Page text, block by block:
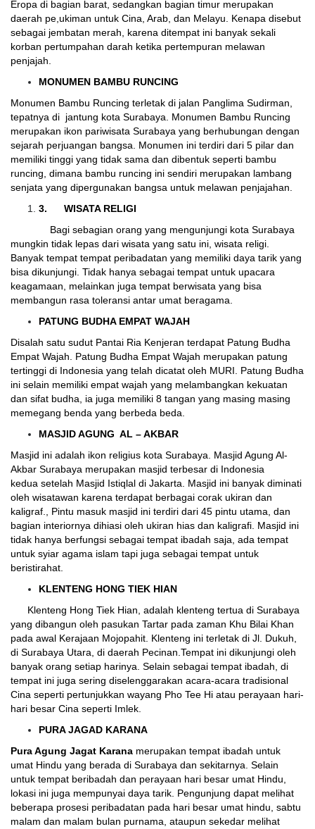
Eropa di bagian barat, sedangkan bagian timur merupakan
daerah pe,ukiman untuk Cina, Arab, dan Melayu. Kenapa disebut
sebagai jembatan merah, karena ditempat ini banyak sekali
korban pertumpahan darah ketika pertempuran melawan
penjajah.
MONUMEN BAMBU RUNCING
Monumen Bambu Runcing terletak di jalan Panglima Sudirman,
tepatnya di jantung kota Surabaya. Monumen Bambu Runcing
merupakan ikon pariwisata Surabaya yang berhubungan dengan
sejarah perjuangan bangsa. Monumen ini terdiri dari 5 pilar dan
memiliki tinggi yang tidak sama dan dibentuk seperti bambu
runcing, dimana bambu runcing ini sendiri merupakan lambang
senjata yang dipergunakan bangsa untuk melawan penjajahan.
3. WISATA RELIGI
Bagi sebagian orang yang mengunjungi kota Surabaya
mungkin tidak lepas dari wisata yang satu ini, wisata religi.
Banyak tempat tempat peribadatan yang memiliki daya tarik yang
bisa dikunjungi. Tidak hanya sebagai tempat untuk upacara
keagamaan, melainkan juga tempat berwisata yang bisa
membangun rasa toleransi antar umat beragama.
PATUNG BUDHA EMPAT WAJAH
Disalah satu sudut Pantai Ria Kenjeran terdapat Patung Budha
Empat Wajah. Patung Budha Empat Wajah merupakan patung
tertinggi di Indonesia yang telah dicatat oleh MURI. Patung Budha
ini selain memiliki empat wajah yang melambangkan kekuatan
dan sifat budha, ia juga memiliki 8 tangan yang masing masing
memegang benda yang berbeda beda.
MASJID AGUNG AL – AKBAR
Masjid ini adalah ikon religius kota Surabaya. Masjid Agung Al-
Akbar Surabaya merupakan masjid terbesar di Indonesia
kedua setelah Masjid Istiqlal di Jakarta. Masjid ini banyak diminati
oleh wisatawan karena terdapat berbagai corak ukiran dan
kaligraf., Pintu masuk masjid ini terdiri dari 45 pintu utama, dan
bagian interiornya dihiasi oleh ukiran hias dan kaligrafi. Masjid ini
tidak hanya berfungsi sebagai tempat ibadah saja, ada tempat
untuk syiar agama islam tapi juga sebagai tempat untuk
beristirahat.
KLENTENG HONG TIEK HIAN
Klenteng Hong Tiek Hian, adalah klenteng tertua di Surabaya
yang dibangun oleh pasukan Tartar pada zaman Khu Bilai Khan
pada awal Kerajaan Mojopahit. Klenteng ini terletak di Jl. Dukuh,
di Surabaya Utara, di daerah Pecinan.Tempat ini dikunjungi oleh
banyak orang setiap harinya. Selain sebagai tempat ibadah, di
tempat ini juga sering diselenggarakan acara-acara tradisional
Cina seperti pertunjukkan wayang Pho Tee Hi atau perayaan hari-
hari besar Cina seperti Imlek.
PURA JAGAD KARANA
Pura Agung Jagat Karana merupakan tempat ibadah untuk
umat Hindu yang berada di Surabaya dan sekitarnya. Selain
untuk tempat beribadah dan perayaan hari besar umat Hindu,
lokasi ini juga mempunyai daya tarik. Pengunjung dapat melihat
beberapa prosesi peribadatan pada hari besar umat hindu, sabtu
malam dan malam bulan purnama, ataupun sekedar melihat